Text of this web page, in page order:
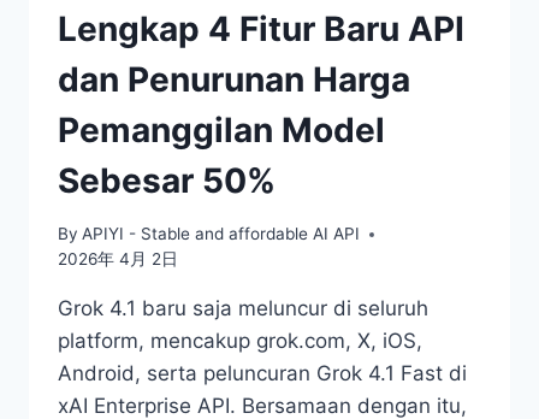
Lengkap 4 Fitur Baru API
dan Penurunan Harga
Pemanggilan Model
Sebesar 50%
By APIYI - Stable and affordable AI API
2026年 4月 2日
Grok 4.1 baru saja meluncur di seluruh
platform, mencakup grok.com, X, iOS,
Android, serta peluncuran Grok 4.1 Fast di
xAI Enterprise API. Bersamaan dengan itu,